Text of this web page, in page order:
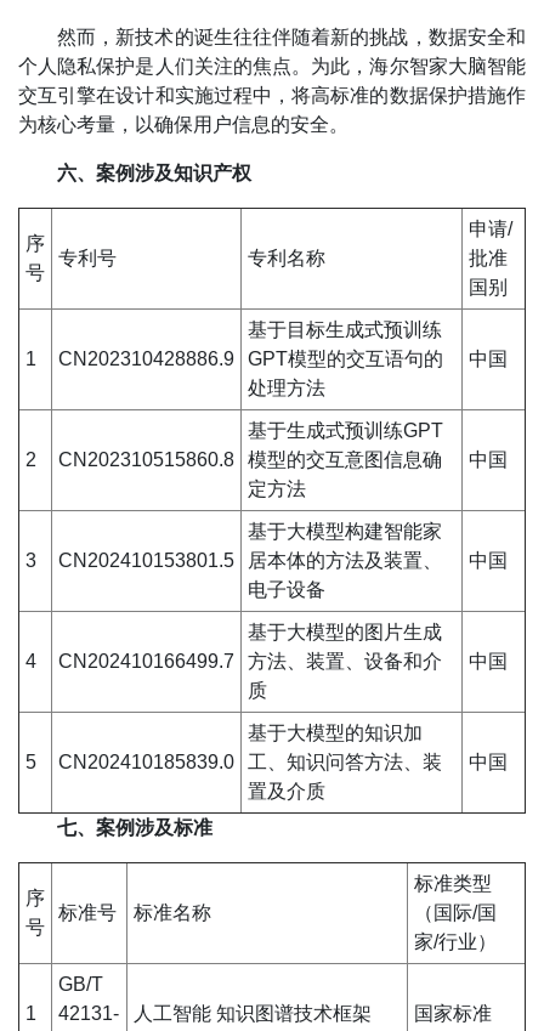
然而，新技术的诞生往往伴随着新的挑战，数据安全和
个人隐私保护是人们关注的焦点。为此，海尔智家大脑智能
交互引擎在设计和实施过程中，将高标准的数据保护措施作
为核心考量，以确保用户信息的安全。
六、案例涉及知识产权
序
号
专利号 专利名称
申请/
批准
国别
1 CN202310428886.9
基于目标生成式预训练
GPT模型的交互语句的
处理方法
中国
2 CN202310515860.8
基于生成式预训练GPT
模型的交互意图信息确
定方法
中国
3 CN202410153801.5
基于大模型构建智能家
居本体的方法及装置、
电子设备
中国
4 CN202410166499.7
基于大模型的图片生成
方法、装置、设备和介
质
中国
5 CN202410185839.0
基于大模型的知识加
工、知识问答方法、装
置及介质
中国
七、案例涉及标准
序
号
标准号 标准名称
标准类型
（国际/国
家/行业）
1
GB/T
42131-
人工智能 知识图谱技术框架 国家标准